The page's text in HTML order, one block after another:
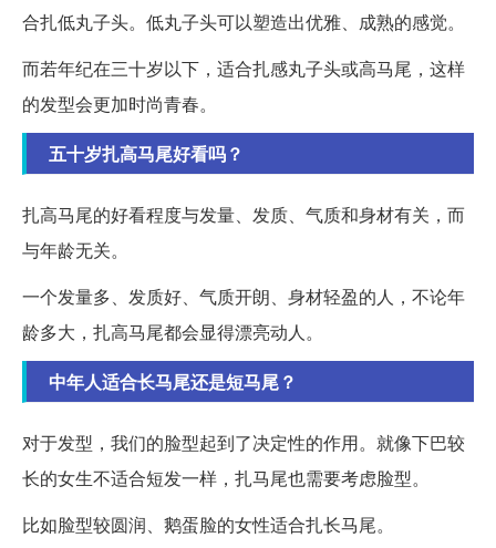
合扎低丸子头。低丸子头可以塑造出优雅、成熟的感觉。
而若年纪在三十岁以下，适合扎感丸子头或高马尾，这样
的发型会更加时尚青春。
五十岁扎高马尾好看吗？
扎高马尾的好看程度与发量、发质、气质和身材有关，而
与年龄无关。
一个发量多、发质好、气质开朗、身材轻盈的人，不论年
龄多大，扎高马尾都会显得漂亮动人。
中年人适合长马尾还是短马尾？
对于发型，我们的脸型起到了决定性的作用。就像下巴较
长的女生不适合短发一样，扎马尾也需要考虑脸型。
比如脸型较圆润、鹅蛋脸的女性适合扎长马尾。